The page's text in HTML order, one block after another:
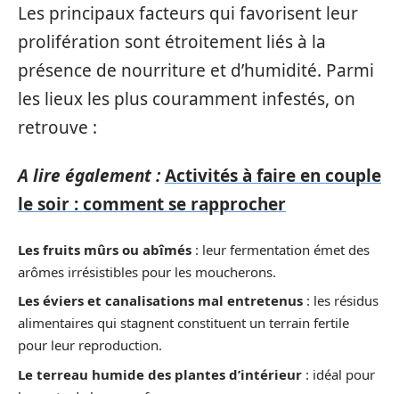
Les principaux facteurs qui favorisent leur
prolifération sont étroitement liés à la
présence de nourriture et d’humidité. Parmi
les lieux les plus couramment infestés, on
retrouve :
A lire également :Activités à faire en couple
le soir : comment se rapprocher
Les fruits mûrs ou abîmés : leur fermentation émet des
arômes irrésistibles pour les moucherons.
Les éviers et canalisations mal entretenus : les résidus
alimentaires qui stagnent constituent un terrain fertile
pour leur reproduction.
Le terreau humide des plantes d’intérieur : idéal pour